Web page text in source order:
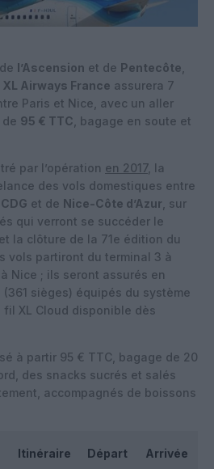
l’Ascension et de Pentecôte
XL Airways France assurera 7
Paris et Nice, avec un aller
95 € TTC
, bagage en soute et
par l’opération en 2017, la
des vols domestiques entre
et de Nice-Côte d’Azur , sur
qui verront se succéder le
et la clôture de la 71e édition du
vols partiront du terminal 3 à
Nice ; ils seront assurés en
(361 sièges) équipés du système
XL Cloud disponible dès
à partir 95 € TTC, bagage de 20
des snacks sucrés et salés
accompagnés de boissons
Itinéraire Départ Arrivée